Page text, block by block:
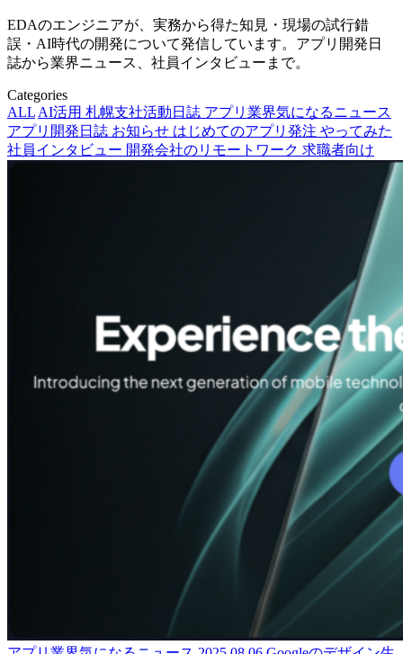
EDAのエンジニアが、実務から得た知見・現場の試行錯
誤・AI時代の開発について発信しています。アプリ開発日
誌から業界ニュース、社員インタビューまで。
Categories
ALL AI活用 札幌支社活動日誌 アプリ業界気になるニュース
アプリ開発日誌 お知らせ はじめてのアプリ発注 やってみた
社員インタビュー 開発会社のリモートワーク 求職者向け